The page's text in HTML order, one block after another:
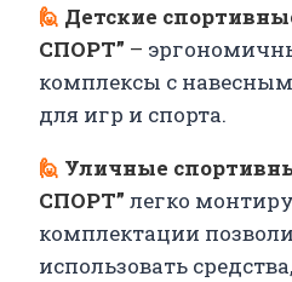
🙋 Детские
СПОРТ” –
комплексы с
для игр и спорта.
🙋 Уличные
СПОРТ” легко
комплектации
использовать